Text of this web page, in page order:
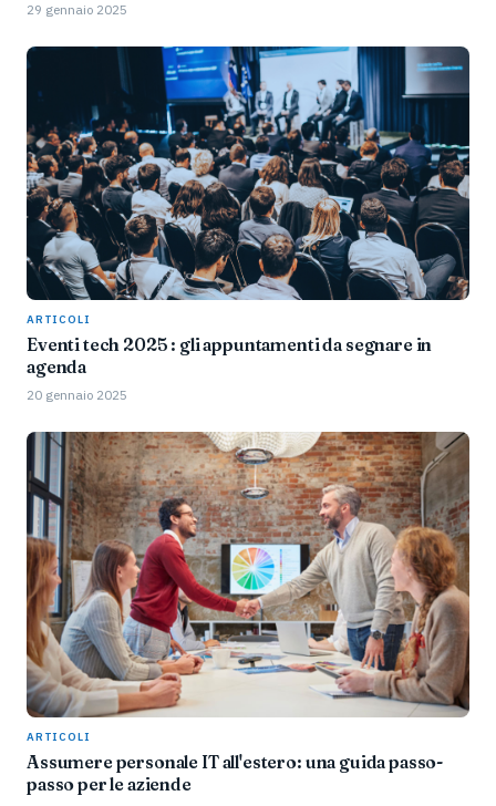
29 gennaio 2025
ARTICOLI
Eventi tech 2025 : gli appuntamenti da segnare in
agenda
20 gennaio 2025
ARTICOLI
Assumere personale IT all'estero: una guida passo-
passo per le aziende